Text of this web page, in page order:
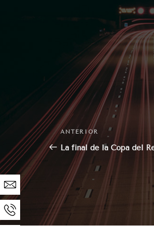
Navegación
de
entradas
Entrada
anterior:
ANTERIOR
La final de la Copa del